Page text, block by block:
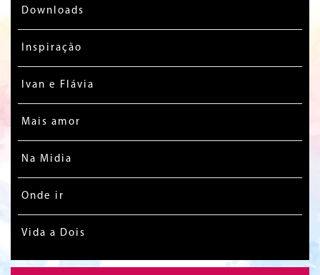
Downloads
Inspiração
Ivan e Flávia
Mais amor
Na Midia
Onde ir
Vida a Dois